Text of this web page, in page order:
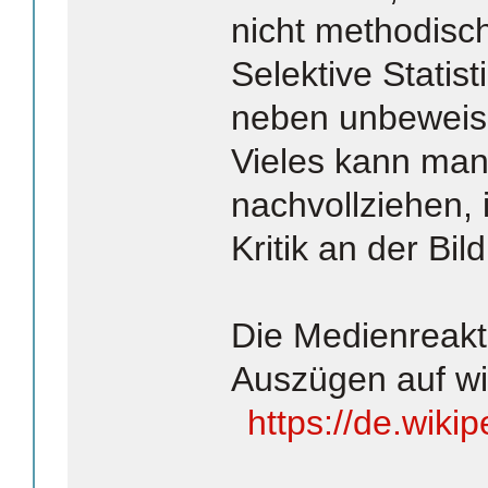
nicht
Selektive
neben
Vieles kann
nachvollziehen,
Kritik an der
Die
Auszügen auf
https://